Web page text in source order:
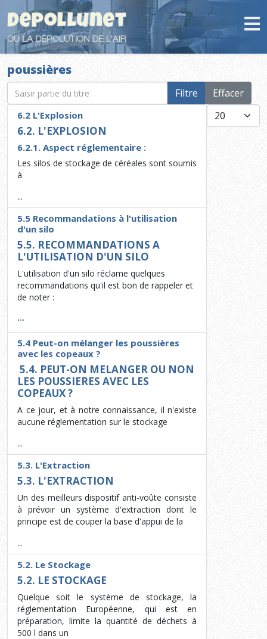
poussières
Saisir partie du titre Filtre Effacer
Afficher #
6.2 L'Explosion
6.2. L'EXPLOSION
6.2.1. Aspect réglementaire :
Les silos de stockage de céréales sont soumis
à
...
5.5 Recommandations à l'utilisation
d'un silo
5.5. RECOMMANDATIONS A
L'UTILISATION D'UN SILO
L'utilisation d'un silo réclame quelques
recommandations qu'il est bon de rappeler et
de noter :
...
5.4 Peut-on mélanger les poussières
avec les copeaux ?
5.4. PEUT-ON MELANGER OU NON
LES POUSSIERES AVEC LES
COPEAUX ?
A ce jour, et à notre connaissance, il n'existe
aucune réglementation sur le stockage
...
5.3. L'Extraction
5.3. L'EXTRACTION
Un des meilleurs dispositif anti-voûte consiste
à prévoir un système d'extraction dont le
principe est de couper la base d'appui de la
...
5.2. Le Stockage
5.2. LE STOCKAGE
Quelque soit le système de stockage, la
réglementation Européenne, qui est en
préparation, limite la quantité de déchets à
500 l dans un